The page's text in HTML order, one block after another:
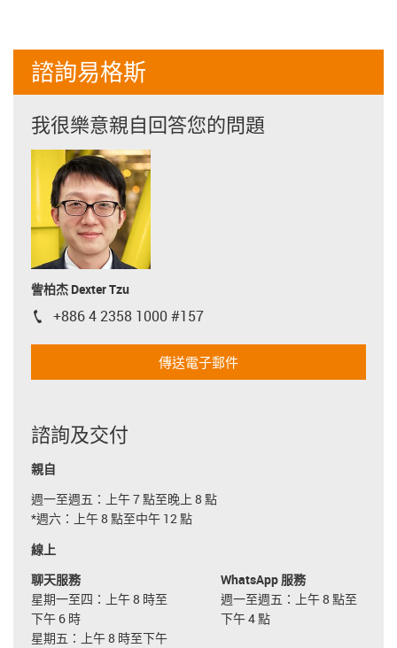
諮詢易格斯
我很樂意親自回答您的問題
訾柏杰 Dexter Tzu
igus-icon-phone
+886 4 2358 1000 #157
傳送電子郵件
諮詢及交付
親自
週一至週五：上午 7 點至晚上 8 點
*週六：上午 8 點至中午 12 點
線上
聊天服務
星期一至四：上午 8 時至
下午 6 時
星期五：上午 8 時至下午
WhatsApp 服務
週一至週五：上午 8 點至
下午 4 點